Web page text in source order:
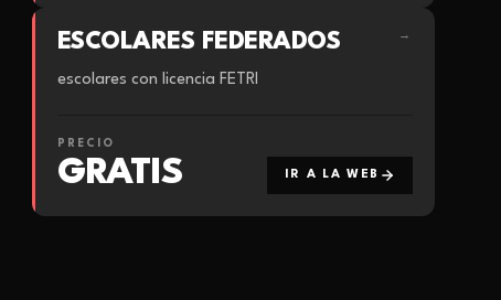
ESCOLARES FEDERADOS →
escolares con licencia FETRI
PRECIO
GRATIS IR A LA WEB